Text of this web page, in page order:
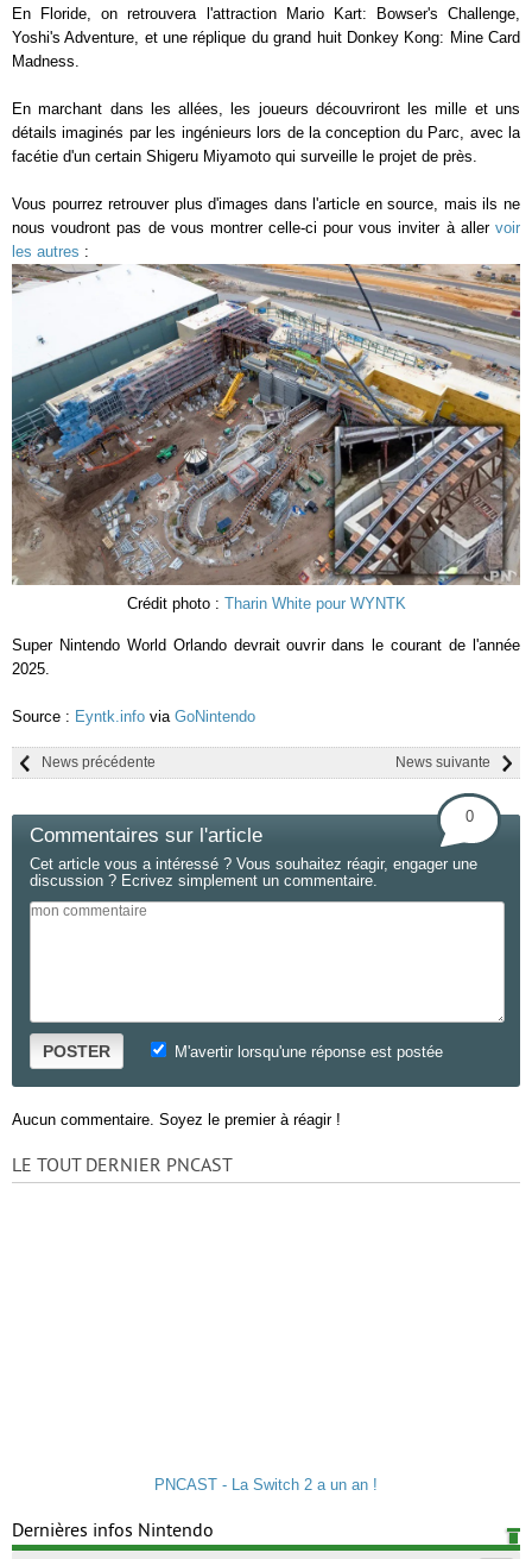
En Floride, on retrouvera l'attraction Mario Kart: Bowser's Challenge,
Yoshi's Adventure, et une réplique du grand huit Donkey Kong: Mine Card
Madness.
En marchant dans les allées, les joueurs découvriront les mille et uns
détails imaginés par les ingénieurs lors de la conception du Parc, avec la
facétie d'un certain Shigeru Miyamoto qui surveille le projet de près.
Vous pourrez retrouver plus d'images dans l'article en source, mais ils ne
nous voudront pas de vous montrer celle-ci pour vous inviter à aller voir
les autres :
Crédit photo : Tharin White pour WYNTK
Super Nintendo World Orlando devrait ouvrir dans le courant de l'année
2025.
Source : Eyntk.info via GoNintendo
News suivante
News précédente
Commentaires sur l'article
0
Cet article vous a intéressé ? Vous souhaitez réagir, engager une
discussion ? Ecrivez simplement un commentaire.
POSTER M'avertir lorsqu'une réponse est postée
Aucun commentaire. Soyez le premier à réagir !
LE TOUT DERNIER PNCAST
PNCAST - La Switch 2 a un an !
Dernières infos Nintendo